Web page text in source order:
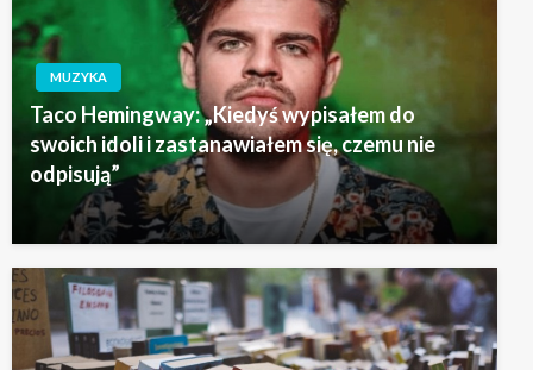
MUZYKA
Taco Hemingway: „Kiedyś wypisałem do
swoich idoli i zastanawiałem się, czemu nie
odpisują”